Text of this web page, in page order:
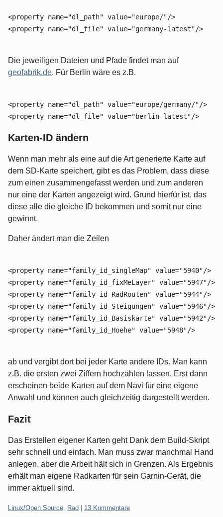
<property name="dl_path" value="europe/"/>
<property name="dl_file" value="germany-latest"/>
Die jeweiligen Dateien und Pfade findet man auf
geofabrik.de. Für Berlin wäre es z.B.
<property name="dl_path" value="europe/germany/"/>
<property name="dl_file" value="berlin-latest"/>
Karten-ID ändern
Wenn man mehr als eine auf die Art generierte Karte auf
dem SD-Karte speichert, gibt es das Problem, dass diese
zum einen zusammengefasst werden und zum anderen
nur eine der Karten angezeigt wird. Grund hierfür ist, das
diese alle die gleiche ID bekommen und somit nur eine
gewinnt.
Daher ändert man die Zeilen
<property name="family_id_singleMap" value="5940"/>
<property name="family_id_fixMeLayer" value="5947"/>
<property name="family_id_RadRouten" value="5944"/>
<property name="family_id_Steigungen" value="5946"/>
<property name="family_id_Basiskarte" value="5942"/>
<property name="family_id_Hoehe" value="5948"/>
ab und vergibt dort bei jeder Karte andere IDs. Man kann
z.B. die ersten zwei Ziffern hochzählen lassen. Erst dann
erscheinen beide Karten auf dem Navi für eine eigene
Anwahl und können auch gleichzeitig dargestellt werden.
Fazit
Das Erstellen eigener Karten geht Dank dem Build-Skript
sehr schnell und einfach. Man muss zwar manchmal Hand
anlegen, aber die Arbeit hält sich in Grenzen. Als Ergebnis
erhält man eigene Radkarten für sein Garnin-Gerät, die
immer aktuell sind.
Kategorien:
Linux/Open Source, Rad 13 Kommentare